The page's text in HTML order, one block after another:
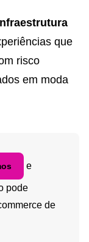
que
risco
em moda
e
pode
de